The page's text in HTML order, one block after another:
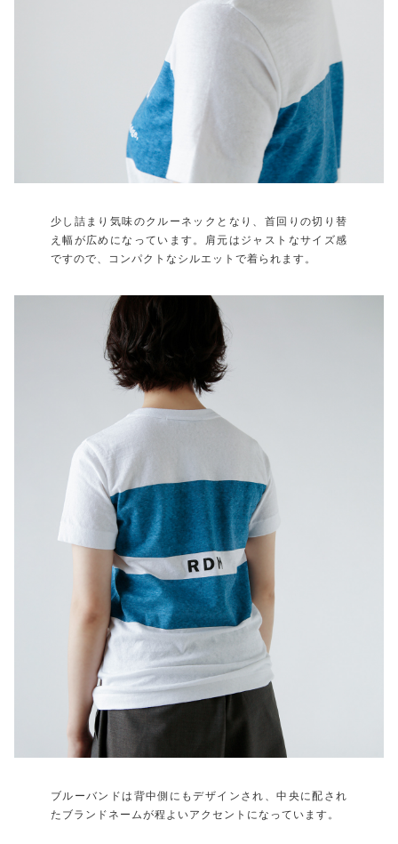
少し詰まり気味のクルーネックとなり、首回りの切り替
え幅が広めになっています。肩元はジャストなサイズ感
ですので、コンパクトなシルエットで着られます。
ブルーバンドは背中側にもデザインされ、中央に配され
たブランドネームが程よいアクセントになっています。